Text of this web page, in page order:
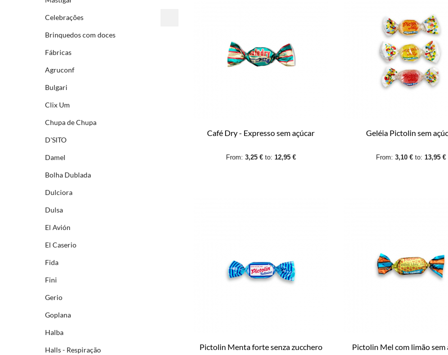
Celebrações
Brinquedos com doces
Fábricas
Agruconf
Bulgari
Clix Um
Chupa de Chupa
D'SITO
Damel
Bolha Dublada
Dulciora
Dulsa
El Avión
El Caserio
Fida
Fini
Gerio
Goplana
Halba
Halls - Respiração
Café Dry - Expresso sem açúcar
From: 3,25 € to: 12,95 €
Geléia Pictolin sem
From: 3,10 € to: 13,95 €
Pictolin Menta forte senza zucchero Pictolin Mel com limão sem